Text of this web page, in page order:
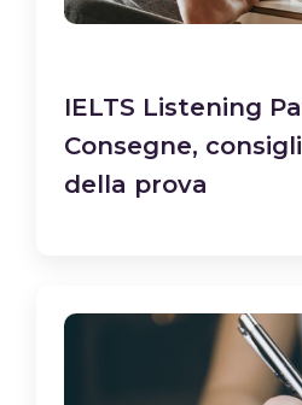
IELTS Listening
Consegne,
della prova